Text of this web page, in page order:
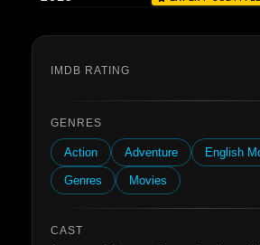
IMDB RATING
GENRES
Action Adventure English
Genres Movies
CAST